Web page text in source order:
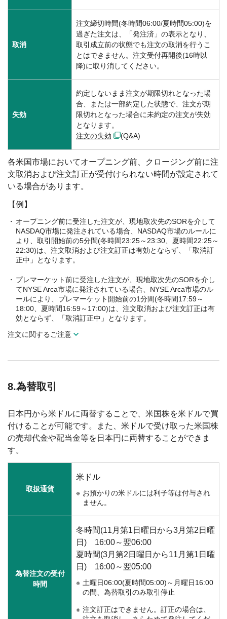
取消
注文締切時間(冬時間06:00/夏時間05:00)を
過ぎた注文は、「発注済」の表示となり、
取引成立前の状態でも注文の取消を行うこ
とはできません。注文受付再開後(16時以
降)に取り消してください。
失効
約定しないまま注文が期限切れとなった場
合、または一部約定した状態で、注文が期
限切れとなった場合に未約定の注文が失効
となります。
注文の失効
(Q&A)
各米国市場においてオープニング前、クロージング前に注
文取消および注文訂正が受付けられない時間が設定されて
いる場合があります。
【例】
オープニング前に受注した注文が、現地取次先のSORを介して
NASDAQ市場に発注されている場合、NASDAQ市場のルールに
より、取引開始前の5分間(冬時間23:25～23:30、夏時間22:25～
22:30)は、注文取消および注文訂正は有効とならず、「取消訂
正中」となります。
プレマーケット前に受注した注文が、現地取次先のSORを介し
てNYSE Arca市場に発注されている場合、NYSE Arca市場のル
ールにより、プレマーケット開始前の1分間(冬時間17:59～
18:00、夏時間16:59～17:00)は、注文取消および注文訂正は有
効とならず、「取消訂正中」となります。
注文に関するご注意
8.為替取引
日本円から米ドルに両替することで、米国株を米ドルで買
付けることが可能です。また、米ドルで受け取った米国株
の売却代金や配当金等を日本円に両替することができま
す。
取扱通貨
米ドル
お預かりの米ドルには利子等は付与され
ません。
為替注文の受付
時間
冬時間(11月第1日曜日から3月第2日曜
日) 16:00～翌06:00
夏時間(3月第2日曜日から11月第1日曜
日) 16:00～翌05:00
土曜日06:00(夏時間05:00)～月曜日16:00
の間、為替取引のみ取引停止
注文訂正はできません。訂正の場合は、